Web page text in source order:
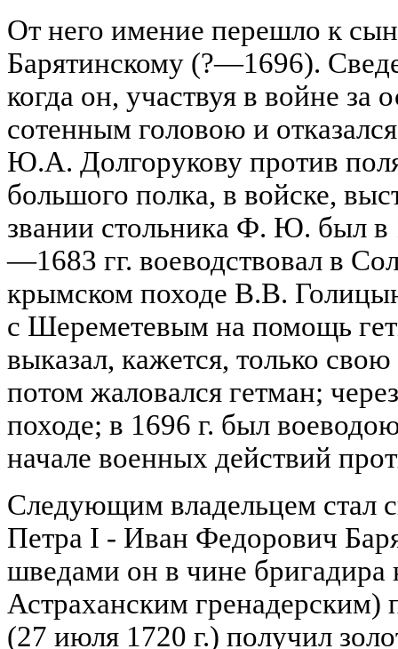
От него имение перешло к
Барятинскому (?—1696).
когда он, участвуя в войне
сотенным головою и
Ю.А. Долгорукову против
большого полка, в войске,
звании стольника Ф. Ю. был в
—1683 гг. воеводствовал в
крымском походе В.В.
с Шереметевым на помощь
выказал, кажется, только
потом жаловался гетман;
походе; в 1696 г. был
начале военных действий
Следующим владельцем стал
Петра I - Иван Федорович
шведами он в чине бригадира
Астраханским гренадерским)
(27 июля 1720 г.) получил